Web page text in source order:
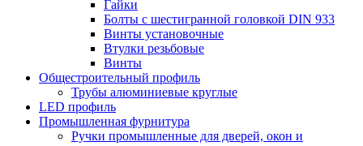
Гайки
Болты с шестигранной головкой DIN 933
Винты установочные
Втулки резьбовые
Винты
Общестроительный профиль
Трубы алюминиевые круглые
LED профиль
Промышленная фурнитура
Ручки промышленные для дверей, окон и